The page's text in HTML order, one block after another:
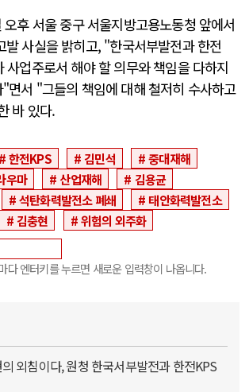
후 서울 중구 서울지방고용노동청 앞에서
발 사실을 밝히고, "한국서부발전과 한전
사업주로서 해야 할 의무와 책임을 다하지
면서 "그들의 책임에 대해 철저히 수사하고
바 있다.
한전KPS 김민석
중대재해
우마 산업재해
김용균
석탄화력발전소 폐쇄
태안화력발전소
김충현
위험의 외주화
다 엔터키를 누르면 새로운 입력창이 나옵니다.
외침이다, 원청 한국서부발전과 한전KPS